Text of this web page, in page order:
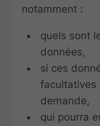
notamment :
quels sont
données,
si ces
facultatives
demande,
qui pourra